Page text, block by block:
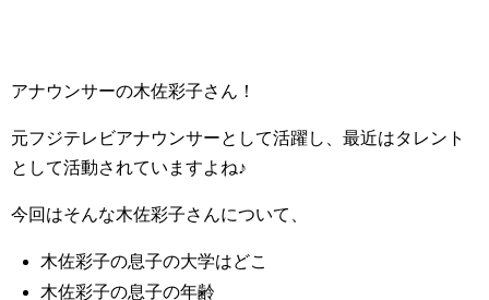
アナウンサーの木佐彩子さん！
元フジテレビアナウンサーとして活躍し、最近はタレント
として活動されていますよね♪
今回はそんな木佐彩子さんについて、
木佐彩子の息子の大学はどこ
木佐彩子の息子の年齢